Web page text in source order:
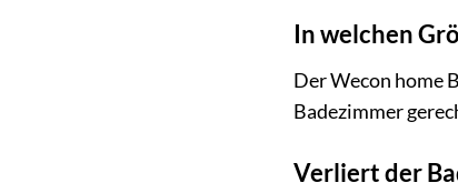
In welchen
Der Wecon home
Badezimmer
Verliert der